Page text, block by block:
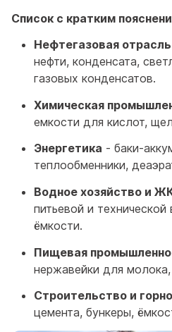
Список с кратким
Нефтегазовая отрасль
нефти, конденсата,
газовых конденсатов.
Химическая
емкости для кислот,
Энергетика - баки-
теплообменники,
Водное хозяйство и
питьевой и
ёмкости.
Пищевая
нержавейки для
Строительство и
цемента, бункеры,